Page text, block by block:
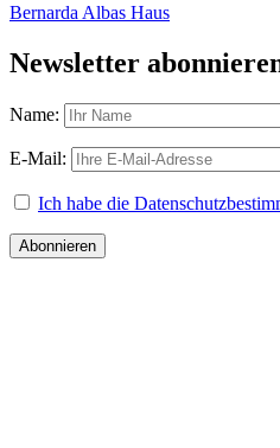
Bernarda Albas Haus
Newsletter
Name:
E-Mail:
Ich habe die